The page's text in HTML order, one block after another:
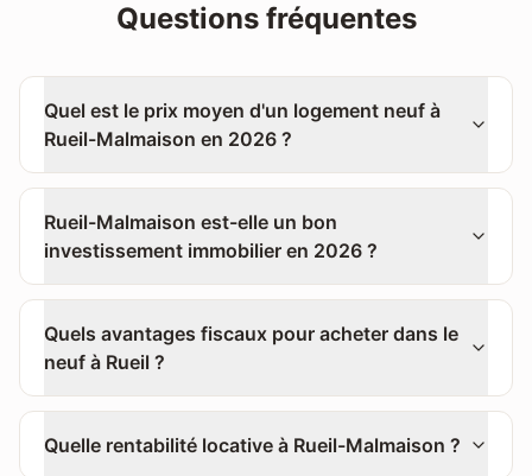
Questions fréquentes
Quel est le prix moyen d'un logement neuf à
Rueil-Malmaison en 2026 ?
Rueil-Malmaison est-elle un bon
investissement immobilier en 2026 ?
Quels avantages fiscaux pour acheter dans le
neuf à Rueil ?
Quelle rentabilité locative à Rueil-Malmaison ?